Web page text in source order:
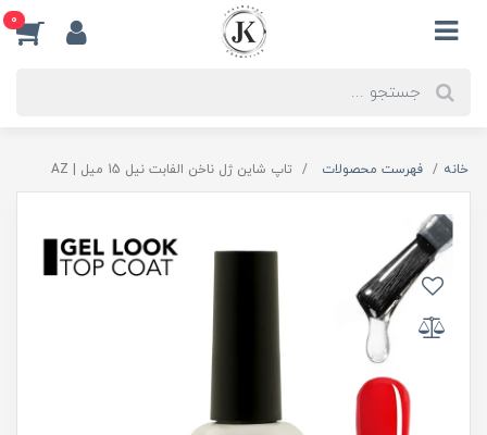
0
خانه فهرست محصولات تاپ شاین ژل ناخن الفابت نیل 15 میل | AZ